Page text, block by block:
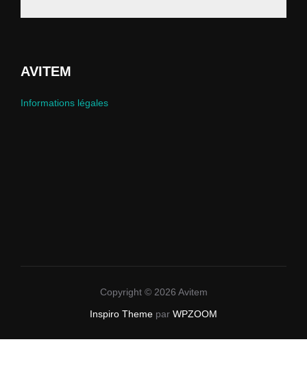
AVITEM
Informations légales
Copyright © 2026 Avitem
Inspiro Theme par WPZOOM